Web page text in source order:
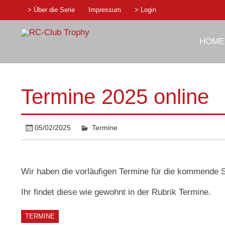
content
> Über die Serie Impressum > Login
RC-Club HOME
Termine 2025 online
05/02/2025 Termine
Wir haben die vorläufigen Termine für die kommende
Ihr findet diese wie gewohnt in der Rubrik Termine.
TERMINE